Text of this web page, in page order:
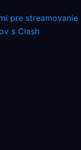
pre streamovanie
s Clash